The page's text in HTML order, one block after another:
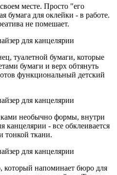
месте. Просто "его
бумага для оклейки - в работе.
не помешает.
туалетной бумаги, которые
бумаги и верх обтянуть
функциональный детский
необычно формы, внутри
канцелярии - все обклеивается
тонкой ткани.
который напоминает бюро для